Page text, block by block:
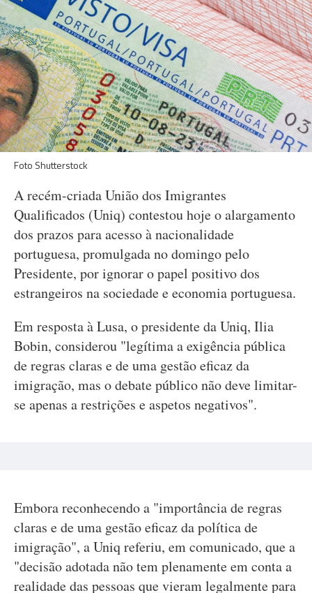
Foto Shutterstock
A recém-criada União dos Imigrantes
Qualificados (Uniq) contestou hoje o alargamento
dos prazos para acesso à nacionalidade
portuguesa, promulgada no domingo pelo
Presidente, por ignorar o papel positivo dos
estrangeiros na sociedade e economia portuguesa.
Em resposta à Lusa, o presidente da Uniq, Ilia
Bobin, considerou "legítima a exigência pública
de regras claras e de uma gestão eficaz da
imigração, mas o debate público não deve limitar-
se apenas a restrições e aspetos negativos".
Embora reconhecendo a "importância de regras
claras e de uma gestão eficaz da política de
imigração", a Uniq referiu, em comunicado, que a
"decisão adotada não tem plenamente em conta a
realidade das pessoas que vieram legalmente para